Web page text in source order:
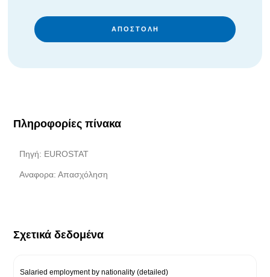
ΑΠΟΣΤΟΛΉ
Πληροφορίες πίνακα
Πηγή: EUROSTAT
Αναφορα: Απασχόληση
Σχετικά δεδομένα
Salaried employment by nationality (detailed)